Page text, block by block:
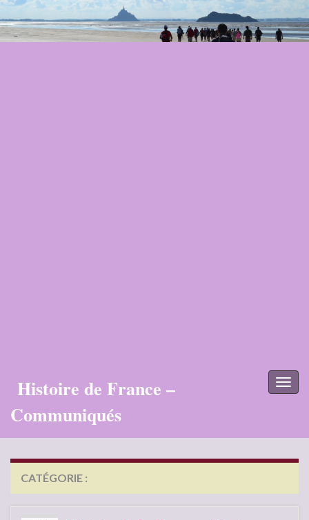
Histoire de France –
Communiqués
CATÉGORIE :